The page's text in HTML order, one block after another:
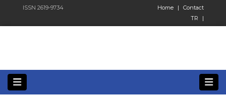
ISSN 2619-9734 Contact
Home
|
TR
|